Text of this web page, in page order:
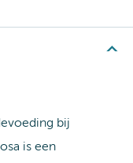
bij
is een